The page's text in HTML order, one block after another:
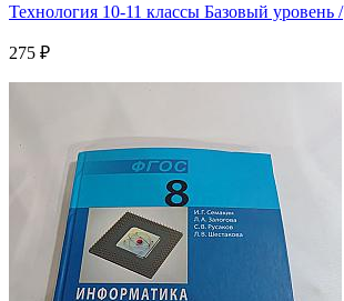
Технология 10-11 классы Базовый уровень /
275 ₽